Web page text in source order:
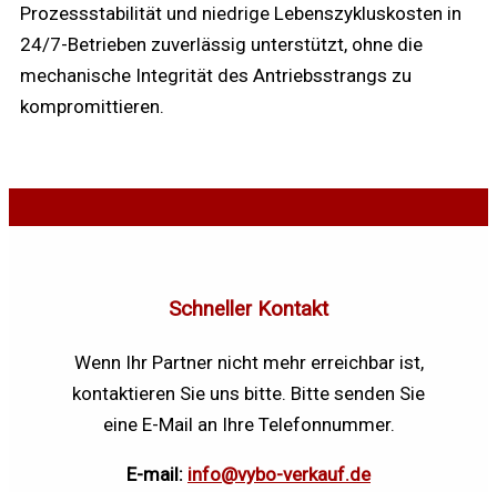
Prozessstabilität und niedrige Lebenszykluskosten in
24/7-Betrieben zuverlässig unterstützt, ohne die
mechanische Integrität des Antriebsstrangs zu
kompromittieren.
Schneller Kontakt
Wenn Ihr Partner nicht mehr erreichbar ist,
kontaktieren Sie uns bitte. Bitte senden Sie
eine E-Mail an Ihre Telefonnummer.
E-mail: info@vybo-verkauf.de